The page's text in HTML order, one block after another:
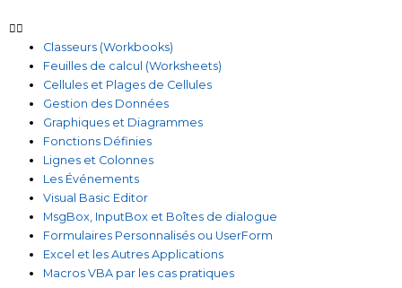
Classeurs (Workbooks)
Feuilles de calcul (Worksheets)
Cellules et Plages de Cellules
Gestion des Données
Graphiques et Diagrammes
Fonctions Définies
Lignes et Colonnes
Les Événements
Visual Basic Editor
MsgBox, InputBox et Boîtes de dialogue
Formulaires Personnalisés ou UserForm
Excel et les Autres Applications
Macros VBA par les cas pratiques